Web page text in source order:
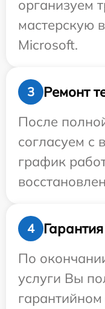
организуем
мастерскую
Microsoft.
3
Ремонт
После
согласуем с
график
4
Гарантия
По
услуги Вы